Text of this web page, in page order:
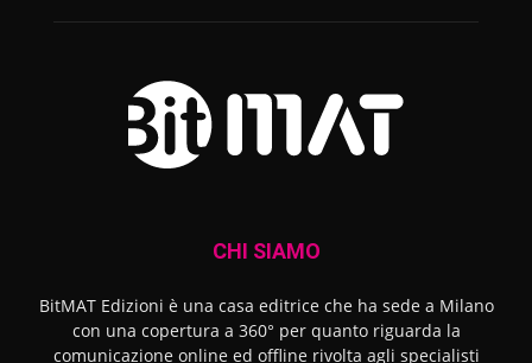
CHI SIAMO
BitMAT Edizioni è una casa editrice che ha sede a Milano
con una copertura a 360° per quanto riguarda la
comunicazione online ed offline rivolta agli specialisti